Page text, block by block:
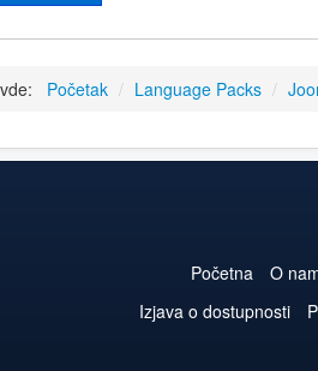
Početak / Language Packs /
Početna O
Izjava o dostupnosti